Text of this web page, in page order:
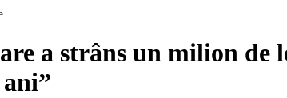
a strâns un milion de
ani”